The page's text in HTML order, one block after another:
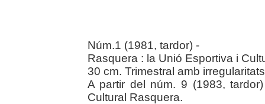
Núm.1 (1981, tardor) -
Rasquera : la Unió Esportiva i
30 cm. Trimestral amb
A partir del núm. 9 (1983,
Cultural Rasquera.